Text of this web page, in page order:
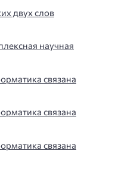
двух слов
научная
связана
связана
связана